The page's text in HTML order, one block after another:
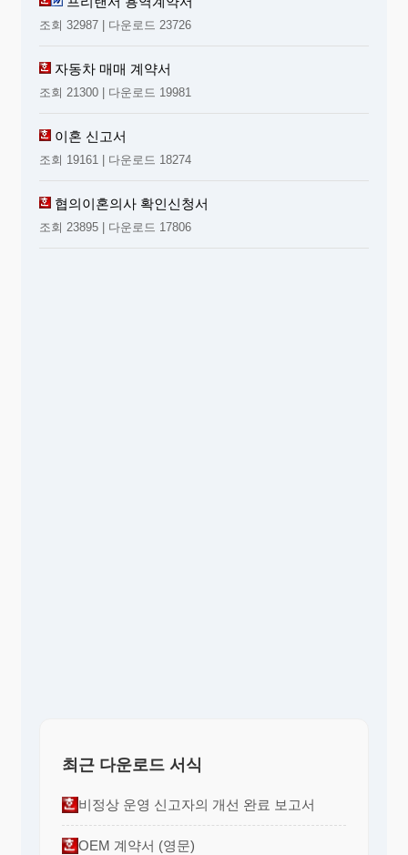
조회 32987 | 다운로드 23726
자동차 매매 계약서
조회 21300 | 다운로드 19981
이혼 신고서
조회 19161 | 다운로드 18274
협의이혼의사 확인신청서
조회 23895 | 다운로드 17806
최근 다운로드 서식
비정상 운영 신고자의 개선 완료 보고서
OEM 계약서 (영문)